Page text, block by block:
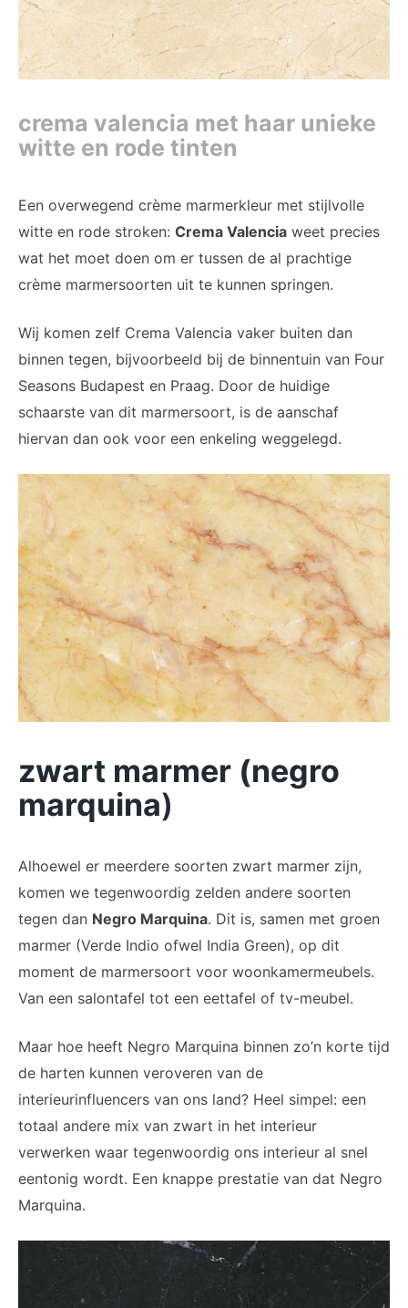
crema valencia met haar unieke
witte en rode tinten
Een overwegend crème marmerkleur met stijlvolle
witte en rode stroken: Crema Valencia weet precies
wat het moet doen om er tussen de al prachtige
crème marmersoorten uit te kunnen springen.
Wij komen zelf Crema Valencia vaker buiten dan
binnen tegen, bijvoorbeeld bij de binnentuin van Four
Seasons Budapest en Praag. Door de huidige
schaarste van dit marmersoort, is de aanschaf
hiervan dan ook voor een enkeling weggelegd.
zwart marmer (negro
marquina)
Alhoewel er meerdere soorten zwart marmer zijn,
komen we tegenwoordig zelden andere soorten
tegen dan Negro Marquina. Dit is, samen met groen
marmer (Verde Indio ofwel India Green), op dit
moment de marmersoort voor woonkamermeubels.
Van een salontafel tot een eettafel of tv-meubel.
Maar hoe heeft Negro Marquina binnen zo’n korte tijd
de harten kunnen veroveren van de
interieurinfluencers van ons land? Heel simpel: een
totaal andere mix van zwart in het interieur
verwerken waar tegenwoordig ons interieur al snel
eentonig wordt. Een knappe prestatie van dat Negro
Marquina.